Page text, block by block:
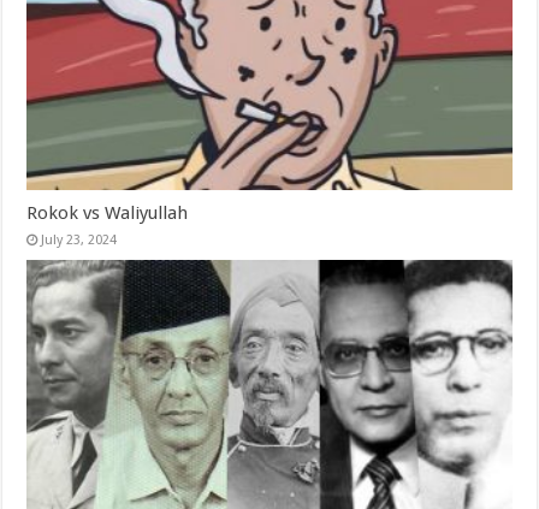
Rokok vs Waliyullah
July 23, 2024